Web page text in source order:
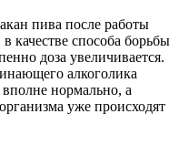
пива после работы
качестве способа борьбы
доза увеличивается.
алкоголика
нормально, а
уже происходят